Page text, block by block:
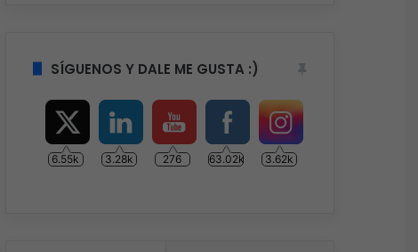
SÍGUENOS Y DALE ME GUSTA :)
6.55k 3.28k 276 63.02k 3.62k